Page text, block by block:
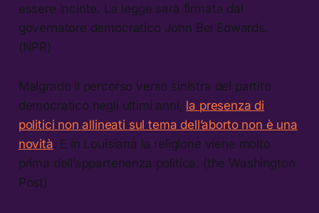
essere incinte. La legge sarà firmata dal
governatore democratico John Bel Edwards.
(NPR)
Malgrado il percorso verso sinistra del partito
democratico negli ultimi anni, la presenza di
politici non allineati sul tema dell’aborto non è una
novità. E in Louisiana la religione viene molto
prima dell’appartenenza politica. (the Washington
Post)